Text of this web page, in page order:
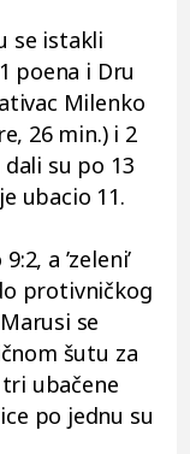
se istakli
poena i Dru
Milenko
26 min.) i 2
su po 13
ubacio 11.
a ’zeleni’
protivničkog
se
šutu za
ubačene
po jednu su